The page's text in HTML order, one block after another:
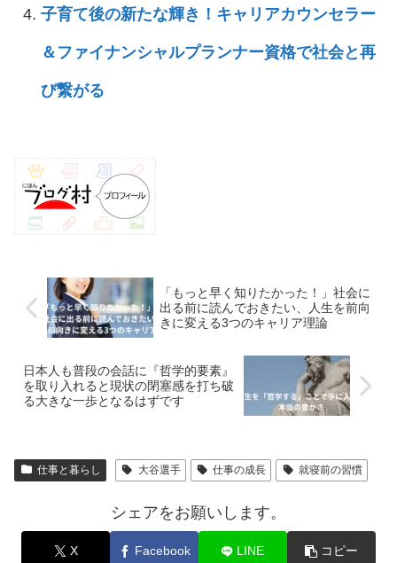
子育て後の新たな輝き！キャリアカウンセラー
＆ファイナンシャルプランナー資格で社会と再
び繋がる
「もっと早く知りたかった！」社会に
出る前に読んでおきたい、人生を前向
きに変える3つのキャリア理論
日本人も普段の会話に『哲学的要素』
を取り入れると現状の閉塞感を打ち破
る大きな一歩となるはずです
仕事と暮らし 大谷選手 仕事の成長 就寝前の習慣
シェアをお願いします。
X Facebook LINE コピー